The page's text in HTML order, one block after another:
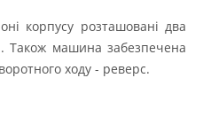
корпусу розташовані два
Також машина забезпечена
ходу - реверс.